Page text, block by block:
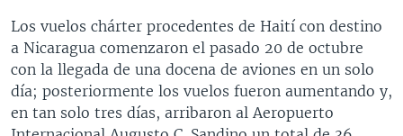
Los vuelos chárter procedentes de Haití con destino
a Nicaragua comenzaron el pasado 20 de octubre
con la llegada de una docena de aviones en un solo
día; posteriormente los vuelos fueron aumentando y,
en tan solo tres días, arribaron al Aeropuerto